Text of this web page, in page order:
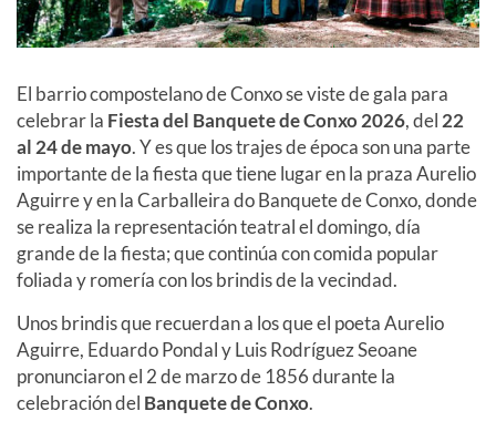
El barrio compostelano de Conxo se viste de gala para
celebrar la Fiesta del Banquete de Conxo 2026, del 22
al 24de mayo. Y es que los trajes de época son una parte
importante de la fiesta que tiene lugar en la praza Aurelio
Aguirre y en la Carballeira do Banquete de Conxo, donde
se realiza la representación teatral el domingo, día
grande de la fiesta; que continúa con comida popular
foliada y romería con los brindis de la vecindad.
Unos brindis que recuerdan a los que el poeta Aurelio
Aguirre, Eduardo Pondal y Luis Rodríguez Seoane
pronunciaron el 2 de marzo de 1856 durante la
celebración del Banquete de Conxo.